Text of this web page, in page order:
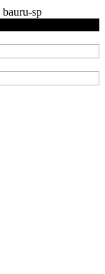
bauru-sp